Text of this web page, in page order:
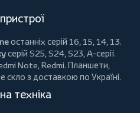
останніх серій 16, 15, 14, 13.
серій S25, S24, S23, A-серії.
Note, Redmi. Планшети,
скло з доставкою по Україні.
техніка